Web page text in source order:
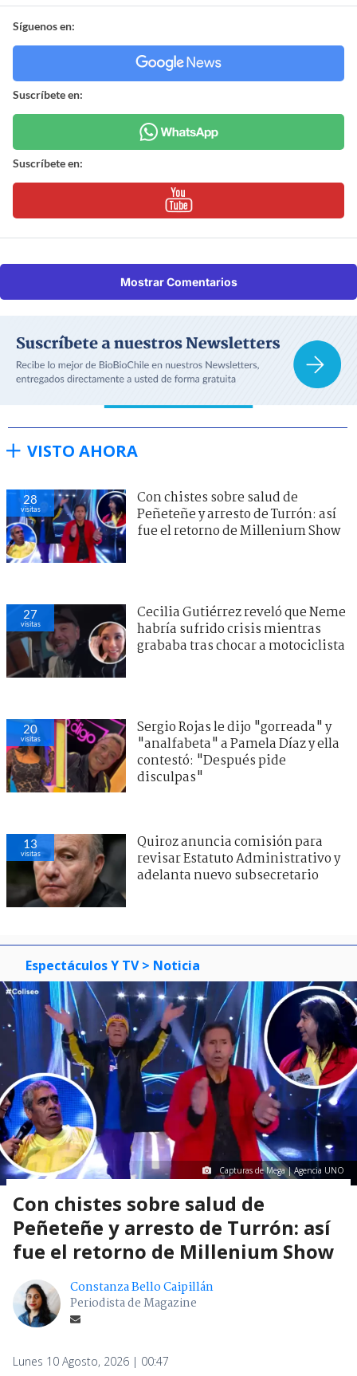
Síguenos en:
Suscríbete en:
Suscríbete en:
Mostrar Comentarios
VISTO AHORA
28
visitas
Con chistes sobre salud de
Peñeteñe y arresto de Turrón: así
fue el retorno de Millenium Show
27
visitas
Cecilia Gutiérrez reveló que Neme
habría sufrido crisis mientras
grababa tras chocar a motociclista
20
visitas
Sergio Rojas le dijo "gorreada" y
"analfabeta" a Pamela Díaz y ella
contestó: "Después pide
disculpas"
13
visitas
Quiroz anuncia comisión para
revisar Estatuto Administrativo y
adelanta nuevo subsecretario
Espectáculos Y TV > Noticia
Capturas de Mega | Agencia UNO
Con chistes sobre salud de
Peñeteñe y arresto de Turrón: así
fue el retorno de Millenium Show
Constanza Bello Caipillán
Periodista de Magazine
Lunes 10 Agosto, 2026 | 00:47